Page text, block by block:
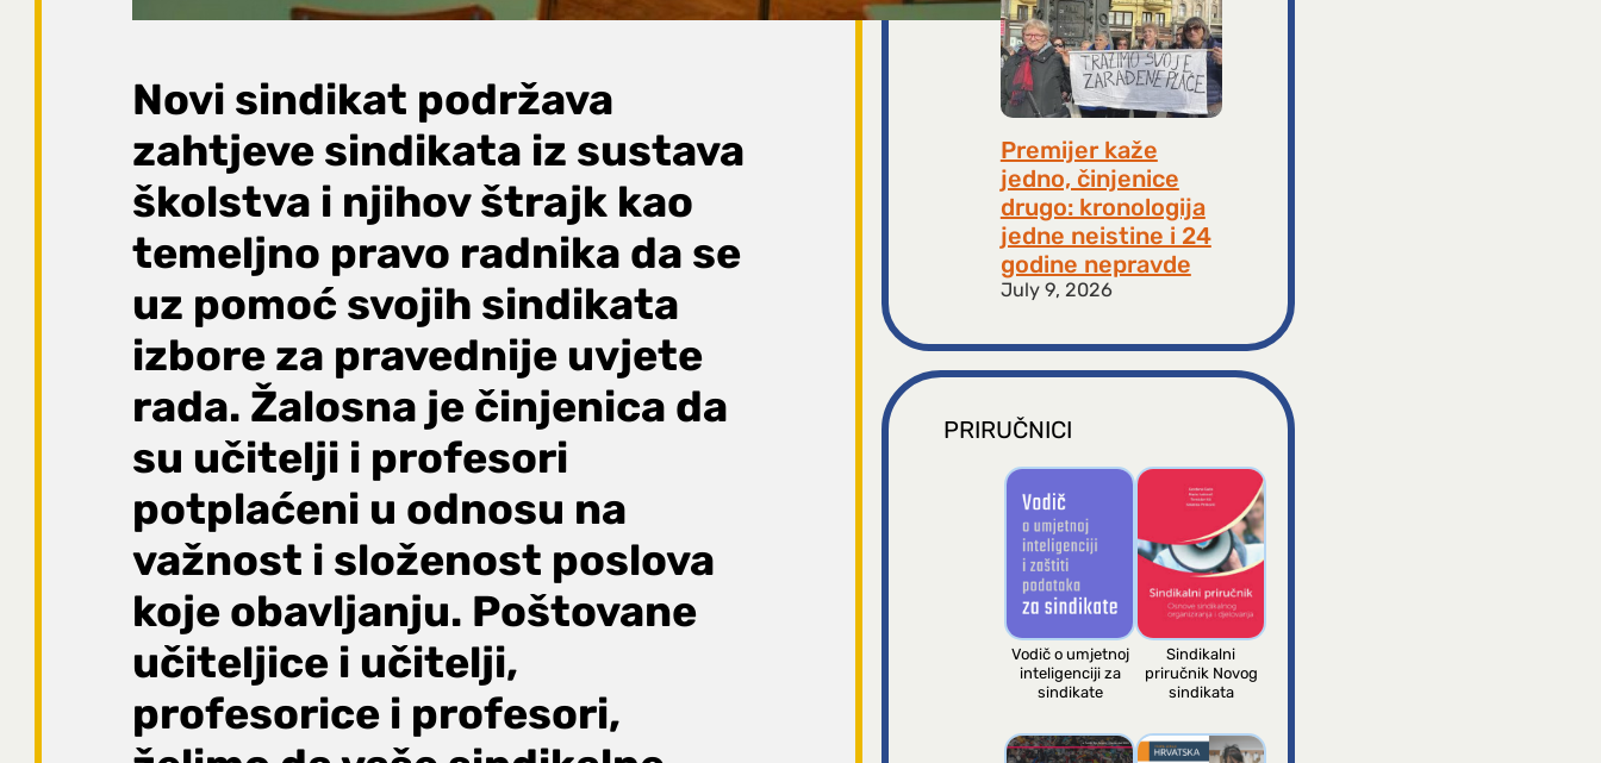
Novi sindikat podržava
zahtjeve sindikata iz sustava
školstva i njihov štrajk kao
temeljno pravo radnika da se
uz pomoć svojih sindikata
izbore za pravednije uvjete
rada. Žalosna je činjenica da
su učitelji i profesori
potplaćeni u odnosu na
važnost i složenost poslova
koje obavljanju. Poštovane
učiteljice i učitelji,
profesorice i profesori,
Premijer kaže
jedno, činjenice
drugo: kronologija
jedne neistine i 24
godine nepravde
July 9, 2026
PRIRUČNICI
Vodič o umjetnoj
inteligenciji za
sindikate
Sindikalni
priručnik Novog
sindikata